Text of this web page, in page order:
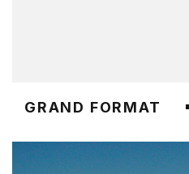
GRAND FORMAT